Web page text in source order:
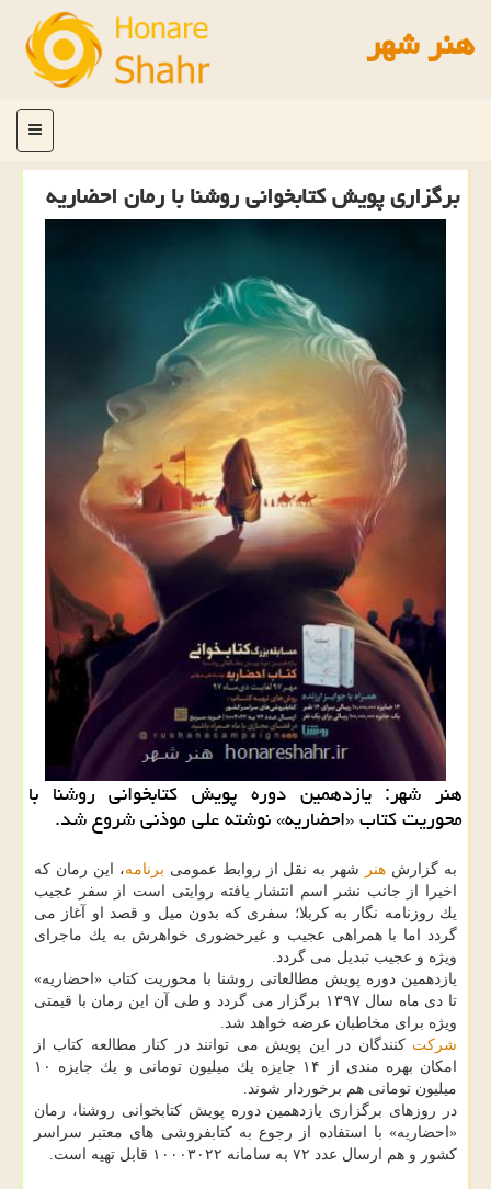
هنر شهر
منو
برگزاری پویش كتابخوانی روشنا با رمان احضاریه
هنر شهر: یازدهمین دوره پویش كتابخوانی روشنا با
محوریت كتاب «احضاریه» نوشته علی موذنی شروع شد.
به گزارش هنر شهر به نقل از روابط عمومی برنامه، این رمان كه
اخیرا از جانب نشر اسم انتشار یافته روایتی است از سفر عجیب
یك روزنامه نگار به كربلا؛ سفری كه بدون میل و قصد او آغاز می
گردد اما با همراهی عجیب و غیرحضوری خواهرش به یك ماجرای
ویژه و عجیب تبدیل می گردد.
یازدهمین دوره پویش مطالعاتی روشنا با محوریت كتاب «احضاریه»
تا دی ماه سال ۱۳۹۷ برگزار می گردد و طی آن این رمان با قیمتی
ویژه برای مخاطبان عرضه خواهد شد.
شركت كنندگان در این پویش می توانند در كنار مطالعه كتاب از
امكان بهره مندی از ۱۴ جایزه یك میلیون تومانی و یك جایزه ۱۰
میلیون تومانی هم برخوردار شوند.
در روزهای برگزاری یازدهمین دوره پویش كتابخوانی روشنا، رمان
«احضاریه» با استفاده از رجوع به كتابفروشی های معتبر سراسر
كشور و هم ارسال عدد ۷۲ به سامانه ۱۰۰۰۳۰۲۲ قابل تهیه است.